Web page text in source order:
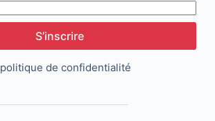
S’inscrire
politique de confidentialité